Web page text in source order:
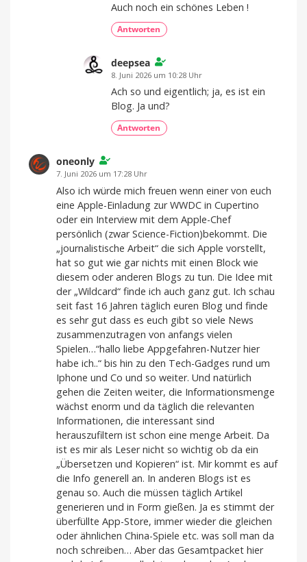
Auch noch ein schönes Leben !
Antworten
deepsea
8. Juni 2026 um 10:28 Uhr
Ach so und eigentlich; ja, es ist ein
Blog. Ja und?
Antworten
oneonly
7. Juni 2026 um 17:28 Uhr
Also ich würde mich freuen wenn einer von euch
eine Apple-Einladung zur WWDC in Cupertino
oder ein Interview mit dem Apple-Chef
persönlich (zwar Science-Fiction)bekommt. Die
„journalistische Arbeit“ die sich Apple vorstellt,
hat so gut wie gar nichts mit einen Block wie
diesem oder anderen Blogs zu tun. Die Idee mit
der „Wildcard“ finde ich auch ganz gut. Ich schau
seit fast 16 Jahren täglich euren Blog und finde
es sehr gut dass es euch gibt so viele News
zusammenzutragen von anfangs vielen
Spielen…“hallo liebe Appgefahren-Nutzer hier
habe ich..“ bis hin zu den Tech-Gadges rund um
Iphone und Co und so weiter. Und natürlich
gehen die Zeiten weiter, die Informationsmenge
wächst enorm und da täglich die relevanten
Informationen, die interessant sind
herauszufiltern ist schon eine menge Arbeit. Da
ist es mir als Leser nicht so wichtig ob da ein
„Übersetzen und Kopieren“ ist. Mir kommt es auf
die Info generell an. In anderen Blogs ist es
genau so. Auch die müssen täglich Artikel
generieren und in Form gießen. Ja es stimmt der
überfüllte App-Store, immer wieder die gleichen
oder ähnlichen China-Spiele etc. was soll man da
noch schreiben… Aber das Gesamtpacket hier